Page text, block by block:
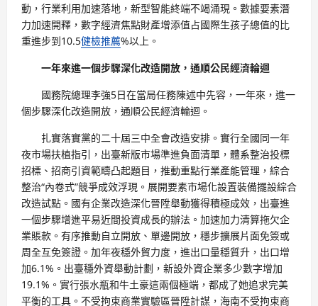
動，行業利用加速落地，新型智能終端不竭涌現。數據要素潛
力加速開釋，數字經濟焦點財產增添值占國際生孩子總值的比
重進步到10.5健檢推薦%以上。
一年來進一個步驟深化改造開放，通順公民經濟輪迴
國務院總理李強5日在當局任務陳述中先容，一年來，進一
個步驟深化改造開放，通順公民經濟輪迴。
扎實落實黨的二十屆三中全會改造安排。實行全國同一年
夜市場扶植指引，出臺新版市場準進負面清單，體系整治投標
招標、招商引資範疇凸起題目，推動重點行業產能管理，綜合
整治“內卷式”競爭成效浮現。展開要素市場化設置裝備擺設綜合
改造試點。國有企業改造深化晉陞舉動獲得積極成效，出臺進
一個步驟增進平易近間投資成長的辦法。加速加力清算拖欠企
業賬款。有序推動自立開放、單邊開放，穩步擴展片面免簽或
周全互免簽證。加年夜穩外貿力度，進出口量穩質升，出口增
加6.1%。出臺穩外資舉動計劃，新設外資企業多少數字增加
19.1%。實行張水瓶和牛土豪這兩個極端，都成了她追求完美
平衡的工具。不受拘束商業實驗區晉陞計謀，海南不受拘束商